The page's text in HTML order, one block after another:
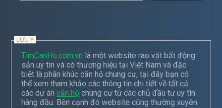
LƯU Ý
TimCanHo.com.vn là một website rao vặt bất động
sản uy tín và có thương hiệu tại Việt Nam và đặc
biệt là phân khúc căn hộ chung cư, tại đây bạn có
thể xem tham khảo các thông tin chi tiết về tất cả
các dự áncăn hộ chung cư từ các chủ đầu tư uy tín
hàng đầu. Bên cạnh đó website cũng thường xuyên